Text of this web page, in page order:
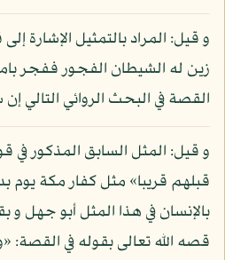
و قيل: المراد بالتمثيل الإشارة
زين له الشيطان الفجور ففجر
القصة في البحث الروائي التالي إن
و قيل: المثل السابق المذكور في
قبلهم قريبا» مثل كفار مكة يوم
بالإنسان في هذا المثل أبو جهل و
قصه الله تعالى بقوله في القصة: